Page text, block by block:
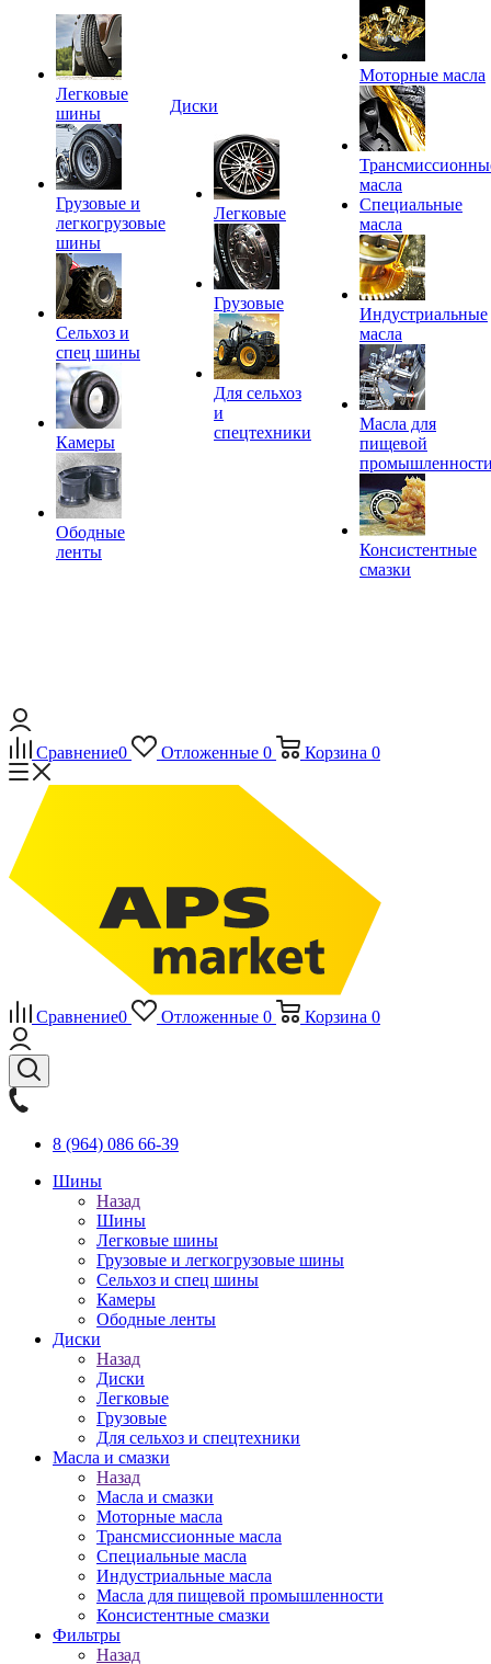
Легковые
шины
Грузовые и
легкогрузовые
шины
Сельхоз и
спец шины
Камеры
Ободные
ленты
Диски
Легковые
Грузовые
Для сельхоз
и
спецтехники
Моторные масла
масла
Специальные
масла
Индустриальные
масла
Масла для
пищевой
Консистентные
смазки
Сравнение0 Отложенные 0 Корзина 0
Сравнение0 Отложенные 0 Корзина 0
8 (964) 086 66-39
Шины
Назад
Шины
Легковые шины
Грузовые и легкогрузовые шины
Сельхоз и спец шины
Камеры
Ободные ленты
Диски
Назад
Диски
Легковые
Грузовые
Для сельхоз и спецтехники
Масла и смазки
Назад
Масла и смазки
Моторные масла
Трансмиссионные масла
Специальные масла
Индустриальные масла
Масла для пищевой промышленности
Консистентные смазки
Фильтры
Назад